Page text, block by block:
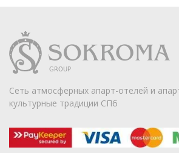
Сеть атмосферных апарт-отелей и
культурные традиции СПб